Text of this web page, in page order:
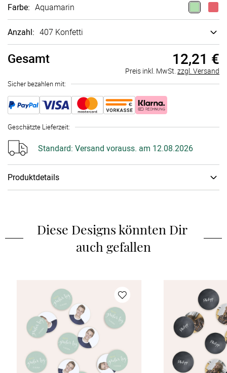
Farbe: Aquamarin
Anzahl: 407 Konfetti
Gesamt 12,21 €
Preis inkl. MwSt. zzgl. Versand
Sicher bezahlen mit:
Geschätzte Lieferzeit:
Standard: Versand vorauss. am 12.08.2026
Produktdetails
Diese Designs könnten Dir
auch gefallen